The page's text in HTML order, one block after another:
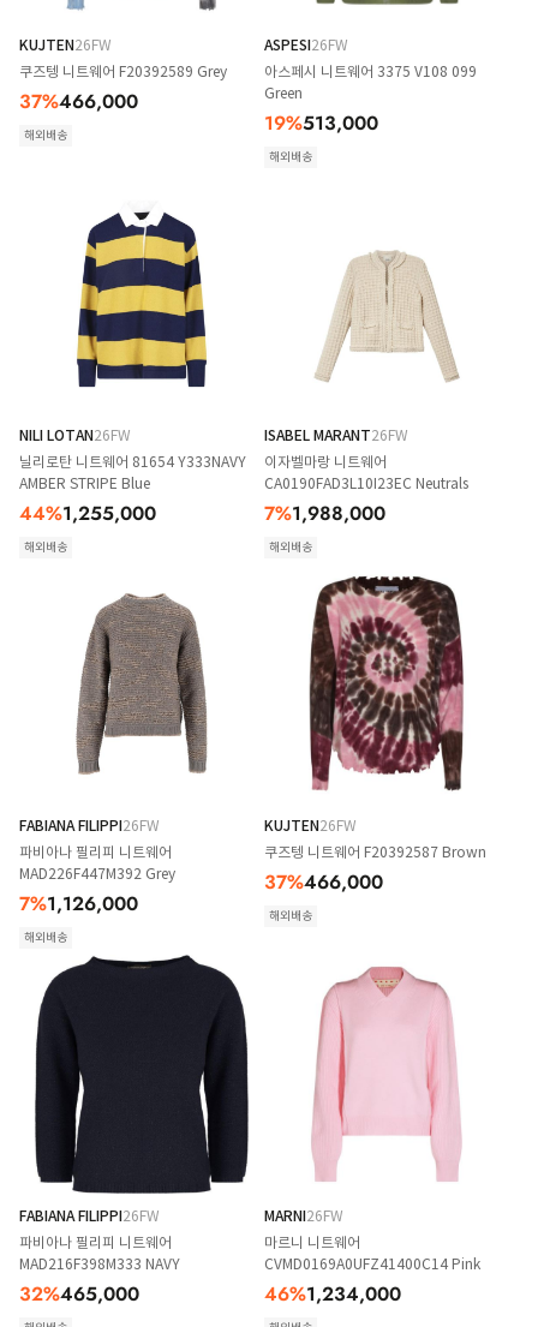
KUJTEN26FW
쿠즈텡 니트웨어 F20392589 Grey
37%466,000
해외배송
ASPESI26FW
아스페시 니트웨어 3375 V108 099
Green
19%513,000
해외배송
NILI LOTAN26FW
닐리로탄 니트웨어 81654 Y333NAVY
AMBER STRIPE Blue
44%1,255,000
해외배송
ISABEL MARANT26FW
이자벨마랑 니트웨어
CA0190FAD3L10I23EC Neutrals
7%1,988,000
해외배송
FABIANA FILIPPI26FW
파비아나 필리피 니트웨어
MAD226F447M392 Grey
7%1,126,000
해외배송
KUJTEN26FW
쿠즈텡 니트웨어 F20392587 Brown
37%466,000
해외배송
FABIANA FILIPPI26FW
파비아나 필리피 니트웨어
MAD216F398M333 NAVY
32%465,000
MARNI26FW
마르니 니트웨어
CVMD0169A0UFZ41400C14 Pink
46%1,234,000